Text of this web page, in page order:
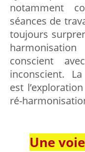
notamment
séances de
toujours
conscient
inconscient.
est
ré-
Une